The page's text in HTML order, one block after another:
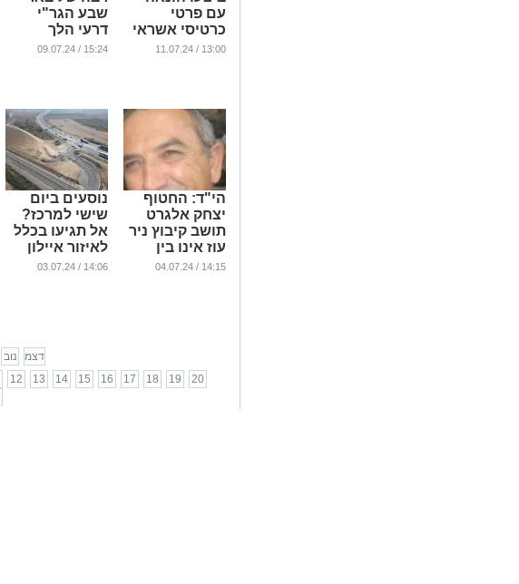
עם פרטי
כרטיסי אשראי
גנובים
13:00 / 11.07.24
שבע הגר"י
דרעי הלך
לעולמו
15:24 / 09.07.24
הי"ד: החטוף
יצחק אלגרט
תושב קיבוץ ניר
עוז אינו בין
החיים
14:15 / 04.07.24
נוסעים ביום
שישי למרכז?
אל תגיעו בכלל
לאיזור איילון
...
14:06 / 03.07.24
נוב
דצמ
12 13 14 15 16 17 18 19
20